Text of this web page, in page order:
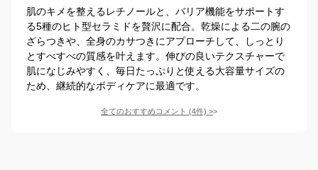
肌のキメを整えるレチノールと、バリア機能をサポートす
る5種のヒト型セラミドを贅沢に配合。乾燥による二の腕の
ざらつきや、全身のカサつきにアプローチして、しっとり
とすべすべの質感を叶えます。伸びの良いテクスチャーで
肌になじみやすく、毎日たっぷりと使える大容量サイズの
ため、継続的なボディケアに最適です。
全てのおすすめコメント (4件) >